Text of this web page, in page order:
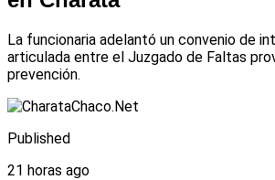
La funcionaria adelantó un convenio de
articulada entre el Juzgado de Faltas
prevención.
Published
21 horas ago